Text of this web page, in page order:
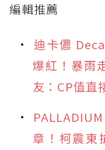
編輯推薦
迪卡儂
爆紅！暴雨
友：CP值直
章！柯震東